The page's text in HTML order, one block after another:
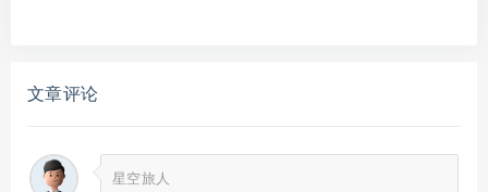
文章评论
星空旅人